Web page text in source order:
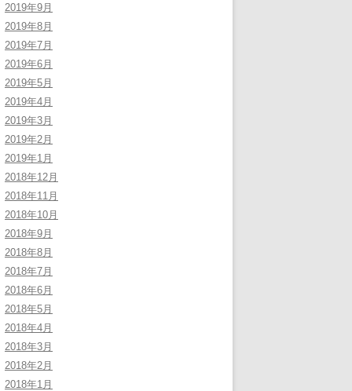
2019年9月
2019年8月
2019年7月
2019年6月
2019年5月
2019年4月
2019年3月
2019年2月
2019年1月
2018年12月
2018年11月
2018年10月
2018年9月
2018年8月
2018年7月
2018年6月
2018年5月
2018年4月
2018年3月
2018年2月
2018年1月